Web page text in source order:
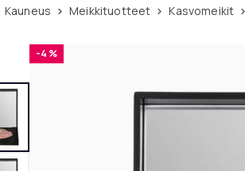
Kauneus Meikkituotteet Kasvomeikit
-4 %